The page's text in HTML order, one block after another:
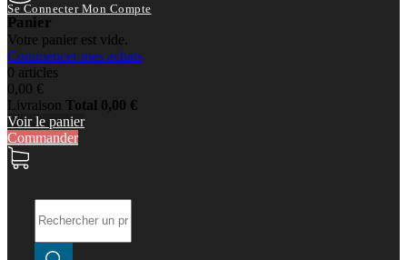
Se Connecter Mon Compte
Panier
Votre panier est vide.
Commencer mes achats
0 articles
0,00 €
Livraison Total 0,00 €
Voir le panier
Commander